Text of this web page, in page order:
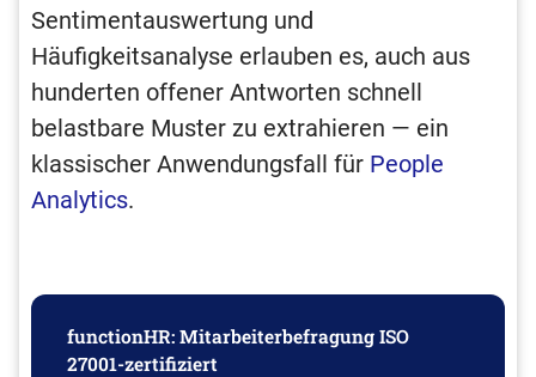
Sentimentauswertung und
Häufigkeitsanalyse erlauben es, auch aus
hunderten offener Antworten schnell
belastbare Muster zu extrahieren — ein
klassischer Anwendungsfall für People
Analytics.
functionHR: Mitarbeiterbefragung ISO
27001-zertifiziert